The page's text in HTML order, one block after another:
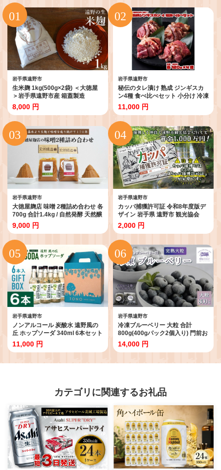
岩手県遠野市
生米麹 1kg(500g×2袋) ＜大徳屋
＞岩手県遠野市産 箱蓋製造
【1485510】
8,000 円
岩手県遠野市
秘伝のタレ漬け 熟成 ジンギスカ
ン4種 食べ比べセット 小分け 冷凍
あんべ 安部商店【1569009】
11,000 円
岩手県遠野市
大徳屋麹店 味噌 2種詰め合わせ 各
700g 合計1.4kg / 自然発酵 天然醸
造【1485515】
9,000 円
岩手県遠野市
カッパ捕獲許可証 令和8年度版デ
ザイン 岩手県 遠野市 観光協会
【1744045】
2,000 円
岩手県遠野市
ノンアルコール 炭酸水 遠野風の
丘 ホップソーダ 340ml 6本セット
【1302776】
11,000 円
岩手県遠野市
冷凍ブルーベリー 大粒 合計
800g(400gパック2個入り) 門前お
くでらブルーベリー園
【1738484】
14,000 円
カテゴリに関連するお礼品